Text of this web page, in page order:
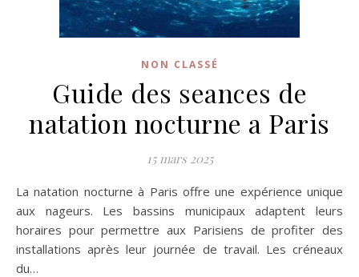
NON CLASSÉ
Guide des seances de
natation nocturne a Paris
15 mars 2025
La natation nocturne à Paris offre une expérience unique
aux nageurs. Les bassins municipaux adaptent leurs
horaires pour permettre aux Parisiens de profiter des
installations après leur journée de travail. Les créneaux
du…